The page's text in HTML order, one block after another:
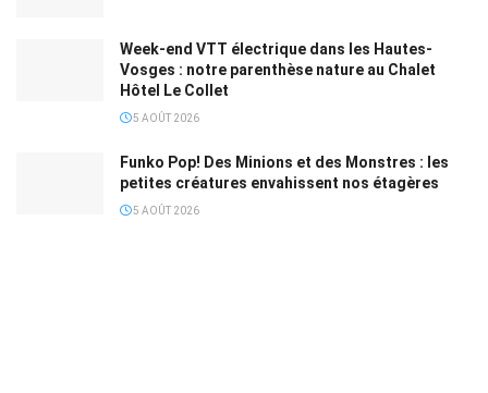
Week-end VTT électrique dans les Hautes-
Vosges : notre parenthèse nature au Chalet
Hôtel Le Collet
5 AOÛT 2026
Funko Pop! Des Minions et des Monstres : les
petites créatures envahissent nos étagères
5 AOÛT 2026